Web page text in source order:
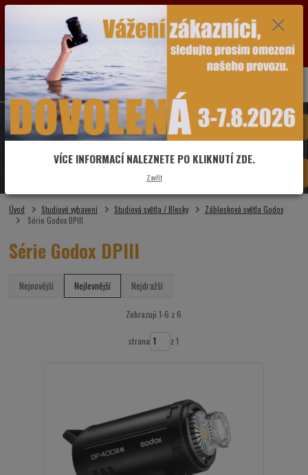
DŮVODU DOVOLENÉ ZAVŘENÁ. POZASTAVEN BUDE V TUTO DOBU I PROVOZ ESHOPU.
VŠECHNY DOTAZY A OBJEDNÁVKY PŘIJATÉ VE ZMÍNĚNÉM OBDOBÍ BUDOU VYŘIZOVÁNY
OD PONDĚLÍ 10.8.2026. DĚKUJEME ZA POCHOPENÍ A PŘEDEM SE OMLOUVÁME ZA MOŽNÉ
KOMPLIKACE.
Menu
CZK
775 481 993
Úvod Studiové vybavení Studiová světla / Blesky
Záblesková světla Godox
Série Godox DPIII
Série Godox DPIII
Nejnovější Nejlevnější Nejdražší
Zobrazuji 1-6 z 6
strana z 1
VÍCE INFORMACÍ NALEZNETE PO KLIKNUTÍ ZDE.
Zavřít